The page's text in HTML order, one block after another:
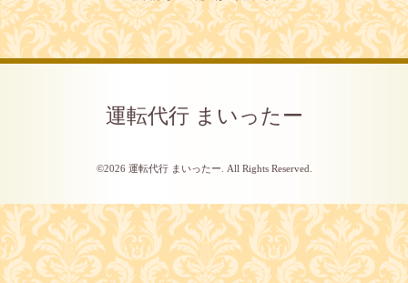
運転代行 まいったー
©2026 運転代行 まいったー . All Rights Reserved.